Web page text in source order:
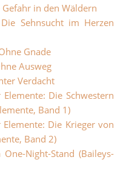
in den Wäldern
Sehnsucht im Herzen
Gnade
Ausweg
Verdacht
Die Schwestern
Band 1)
Die Krieger von
Band 2)
Night-Stand (Baileys-